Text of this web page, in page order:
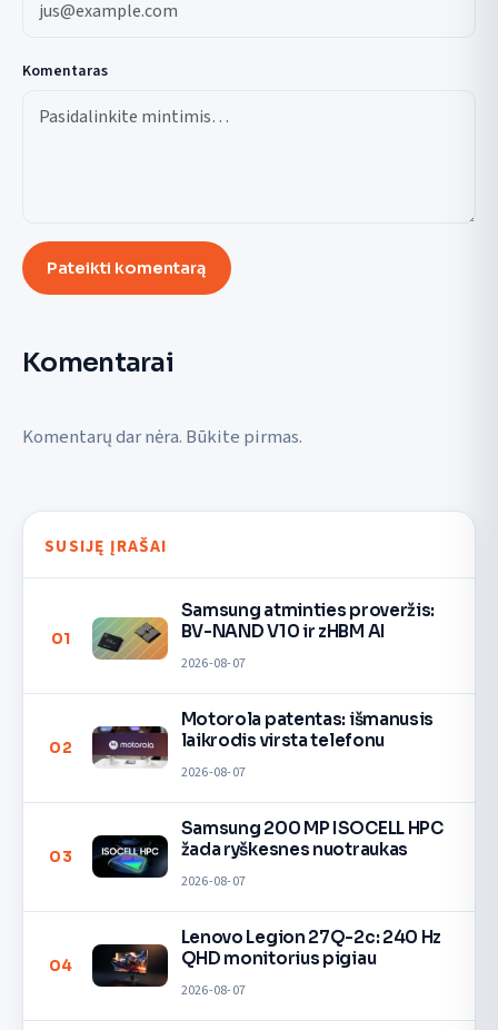
Komentaras
Pateikti komentarą
Komentarai
Komentarų dar nėra. Būkite pirmas.
SUSIJĘ ĮRAŠAI
01
Samsung atminties proveržis:
BV-NAND V10 ir zHBM AI
2026-08-07
02
Motorola patentas: išmanusis
laikrodis virsta telefonu
2026-08-07
03
Samsung 200 MP ISOCELL HPC
žada ryškesnes nuotraukas
2026-08-07
04
Lenovo Legion 27Q-2c: 240 Hz
QHD monitorius pigiau
2026-08-07